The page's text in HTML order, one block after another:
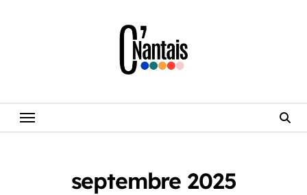
septembre 2025